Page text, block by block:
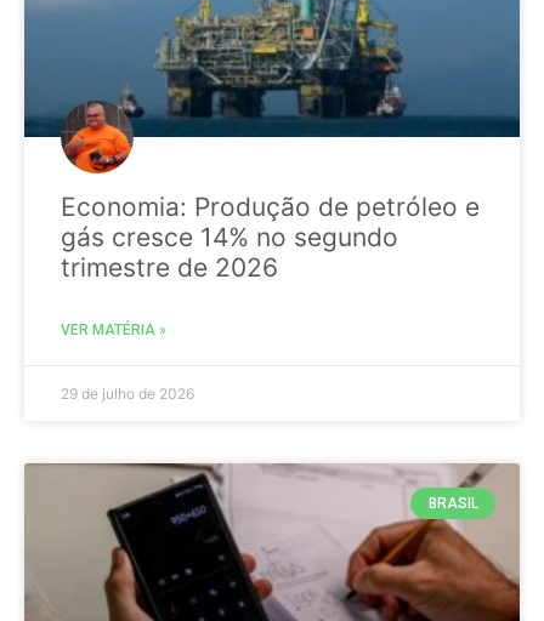
Economia: Produção de petróleo e
gás cresce 14% no segundo
trimestre de 2026
VER MATÉRIA »
29 de julho de 2026
BRASIL